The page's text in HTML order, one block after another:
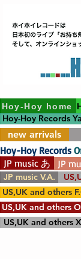
Hoy-Hoy home
Hoy-Hoy Records
new arrivals
JP music あ JP
JP music V.A.
US,UK and others
US,UK and others
US,UK and others
Hoy-Hoy Records